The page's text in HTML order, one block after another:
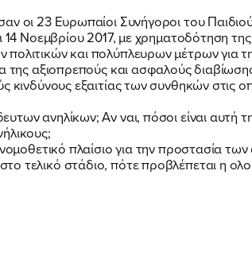
οι 23 Ευρωπαίοι Συνήγοροι του
Νοεμβρίου 2017, με χρηματοδότηση
και πολύπλευρων μέτρων για
της αξιοπρεπούς και ασφαλούς
εξαιτίας των συνθηκών στις
ανηλίκων; Αν ναι, πόσοι είναι αυτή
πλαίσιο για την προστασία
τελικό στάδιο, πότε προβλέπεται η